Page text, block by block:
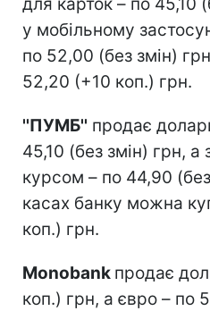
у мобільному
по 52,00 (без змін)
52,20 (+10 коп.) грн.
''ПУМБ'' продає
45,10 (без змін) грн,
курсом – по 44,90
касах банку можна
коп.) грн.
Monobank продає
коп.) грн, а євро – по